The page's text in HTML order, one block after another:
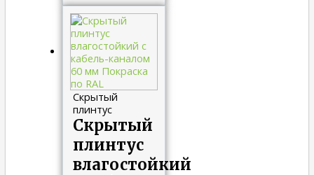
Скрытый
плинтус
Скрытый
плинтус
влагостойкий